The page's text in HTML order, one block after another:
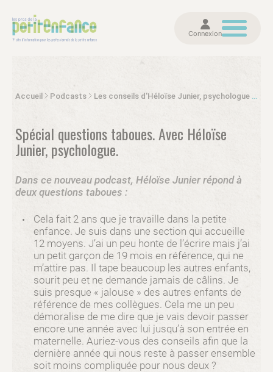
Connexion
Accueil Podcasts Les conseils d'Héloïse Junier, psychologue
Spécial questions taboues. Avec Héloïse
Junier, psychologue.
Dans ce nouveau podcast, Héloïse Junier répond à
deux questions taboues :
Cela fait 2 ans que je travaille dans la petite
enfance. Je suis dans une section qui accueille
12 moyens. J’ai un peu honte de l’écrire mais j’ai
un petit garçon de 19 mois en référence, qui ne
m’attire pas. Il tape beaucoup les autres enfants,
sourit peu et ne demande jamais de câlins. Je
suis presque « jalouse » des autres enfants de
référence de mes collègues. Cela me un peu
démoralise de me dire que je vais devoir passer
encore une année avec lui jusqu’à son entrée en
maternelle. Auriez-vous des conseils afin que la
dernière année qui nous reste à passer ensemble
soit moins compliquée pour nous deux ?